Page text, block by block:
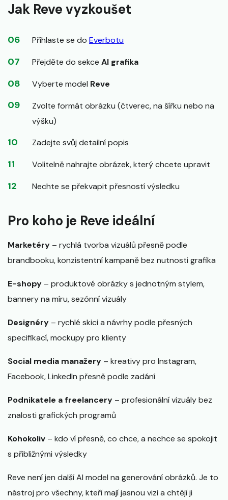
Jak Reve vyzkoušet
Přihlaste se do Everbotu
Přejděte do sekce AI grafika
Vyberte model Reve
Zvolte formát obrázku (čtverec, na šířku nebo na
výšku)
Zadejte svůj detailní popis
Volitelně nahrajte obrázek, který chcete upravit
Nechte se překvapit přesností výsledku
Pro koho je Reve ideální
Marketéry – rychlá tvorba vizuálů přesně podle
brandbooku, konzistentní kampaně bez nutnosti grafika
E-shopy – produktové obrázky s jednotným stylem,
bannery na míru, sezónní vizuály
Designéry – rychlé skici a návrhy podle přesných
specifikací, mockupy pro klienty
Social media manažery – kreativy pro Instagram,
Facebook, LinkedIn přesně podle zadání
Podnikatele a freelancery – profesionální vizuály bez
znalosti grafických programů
Kohokoliv – kdo ví přesně, co chce, a nechce se spokojit
s přibližnými výsledky
Reve není jen další AI model na generování obrázků. Je to
nástroj pro všechny, kteří mají jasnou vizi a chtějí ji